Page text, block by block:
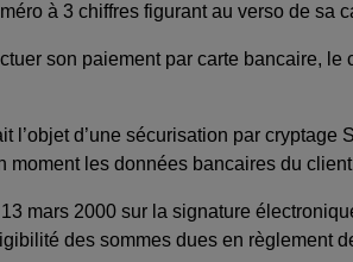
à 3 chiffres figurant au verso de sa
son paiement par carte bancaire,
l’objet d’une sécurisation par
moment les données bancaires du
mars 2000 sur la signature
des sommes dues en règlement